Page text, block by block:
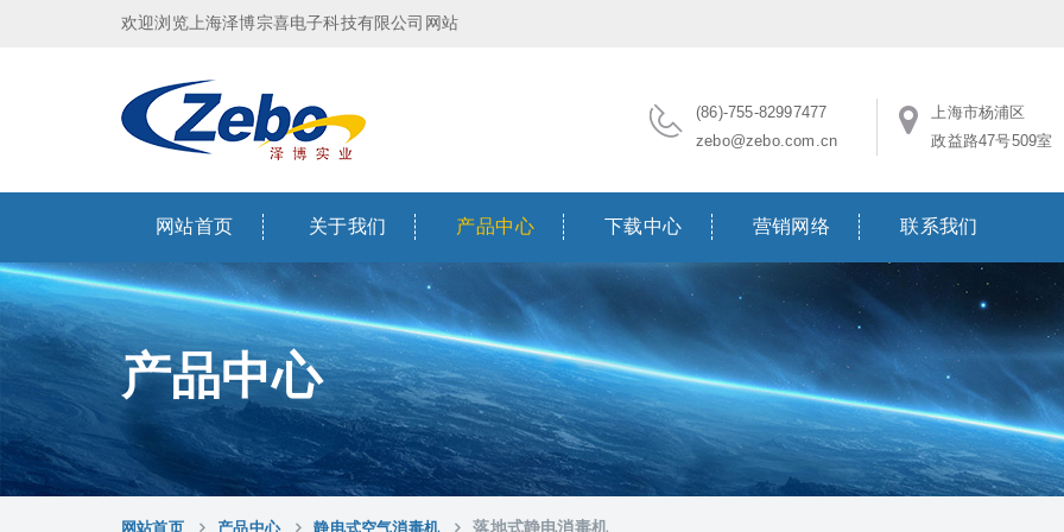
欢迎浏览上海泽博宗喜电子科技有限公司网站
上海市杨浦区
政益路47号509室
(86)-755-82997477
zebo@zebo.com.cn
网站首页 关于我们 产品中心 下载中心 营销网络 联系我们
产品中心
网站首页 产品中心 静电式空气消毒机 落地式静电消毒机